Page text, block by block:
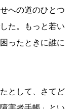
への道のひとつ
た。もっと若い
ったときに誰に
として、さてど